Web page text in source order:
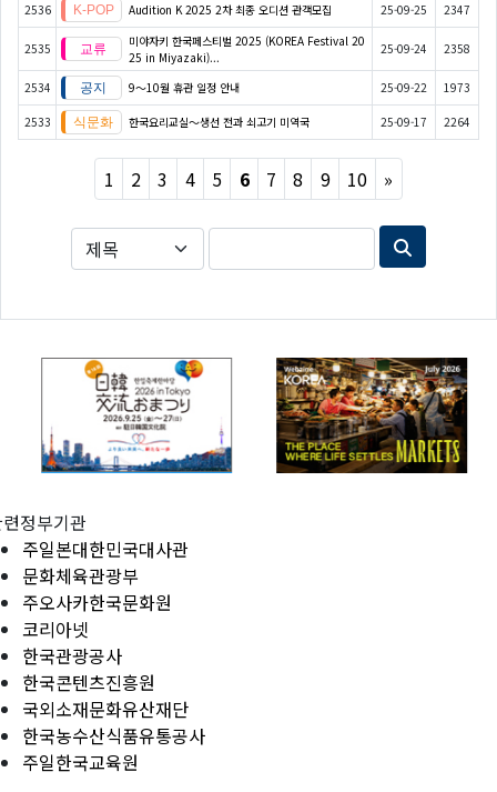
2536 Audition K 2025 2차 최종 오디션 관객모집 25-09-25 2347
2535
미야자키 한국페스티벌 2025 (KOREA Festival 20
25 in Miyazaki)...
25-09-24 2358
2534 9～10월 휴관 일정 안내 25-09-22 1973
2533 한국요리교실〜생선 전과 쇠고기 미역국 25-09-17 2264
1 2 3 4 5 6 7 8 9 10 »
정부기관
주일본대한민국대사관
문화체육관광부
주오사카한국문화원
코리아넷
한국관광공사
한국콘텐츠진흥원
국외소재문화유산재단
한국농수산식품유통공사
주일한국교육원